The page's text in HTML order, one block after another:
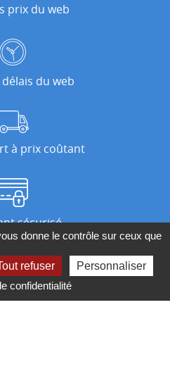
prix du web
du web
à prix coûtant
sécurisé
donne le contrôle sur ceux que
refuser
Personnaliser
confidentialité